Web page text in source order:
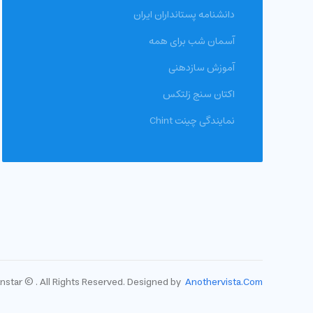
دانشنامه پستانداران ایران
آسمان شب برای همه
آموزش سازدهنی
اکتان سنج زلتکس
نمایندگی چینت Chint
© . All Rights Reserved. Designed by Anothervista.Com